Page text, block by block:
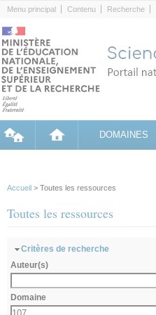
Menu principal Contenu Recherche
DOMAINES
Accueil > Toutes les ressources
Toutes les ressources
Masquer
Critères de recherche
Auteur(s)
Domaine